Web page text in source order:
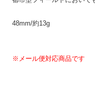
48mm/約13g
※メール便対応商品です